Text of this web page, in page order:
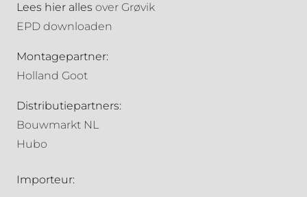
Lees hier alles over Grøvik
EPD downloaden
Montagepartner:
Holland Goot
Distributiepartners:
Bouwmarkt NL
Hubo
Importeur: